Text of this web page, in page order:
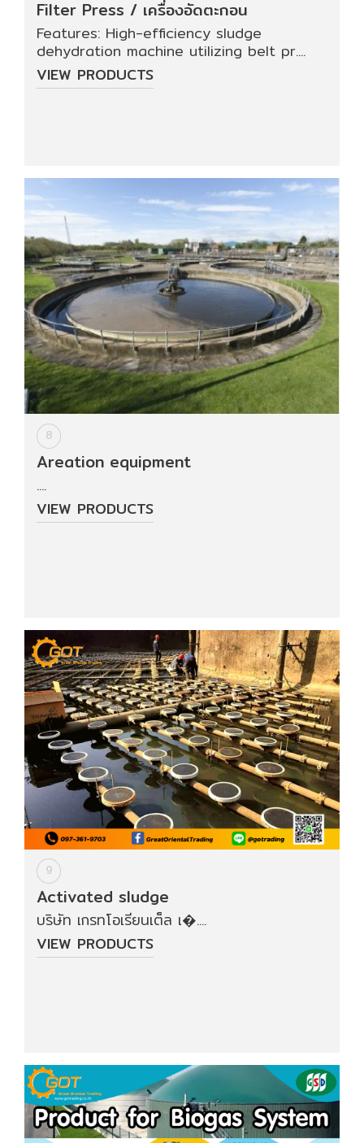
Filter Press / เครื่องอัดตะกอน
Features: High-efficiency sludge
dehydration machine utilizing belt pr....
VIEW PRODUCTS
8
Areation equipment
....
VIEW PRODUCTS
9
Activated sludge
บริษัท เกรทโอเรียนเต็ล เ�....
VIEW PRODUCTS